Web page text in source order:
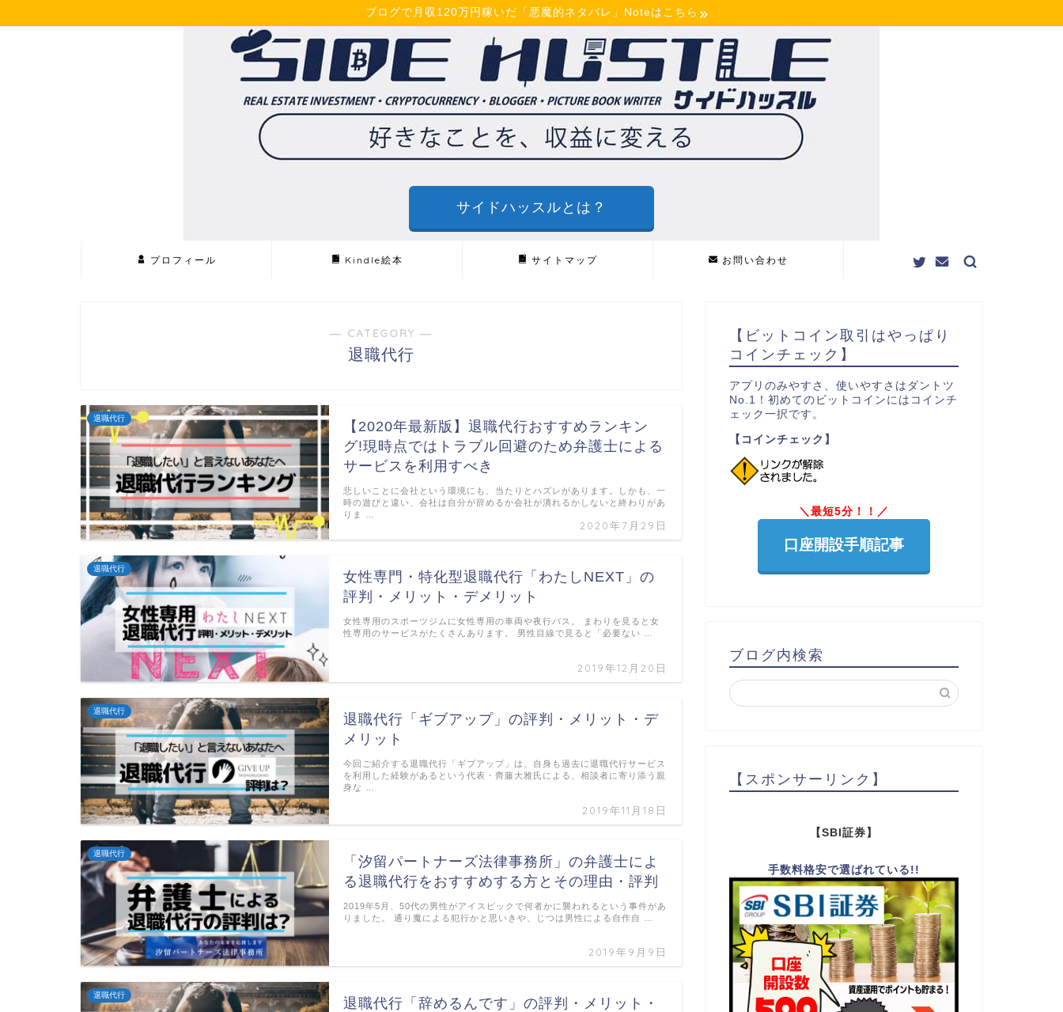
ブログで月収120万円稼いだ「悪魔的ネタバレ」Noteはこちら
サイドハッスルとは？
プロフィール Kindle絵本 サイトマップ お問い合わせ
― CATEGORY ―
退職代行
退職代行
【2020年最新版】退職代行おすすめランキン
グ!現時点ではトラブル回避のため弁護士による
サービスを利用すべき
2020年7月29日
悲しいことに会社という環境にも、当たりとハズレがあります。しかも、一
時の遊びと違い、会社は自分が辞めるか会社が潰れるかしないと終わりがあ
りま …
退職代行
女性専門・特化型退職代行「わたしNEXT」の
評判・メリット・デメリット
2019年12月20日
女性専用のスポーツジムに女性専用の車両や夜行バス。 まわりを見ると女
性専用のサービスがたくさんあります。 男性目線で見ると「必要ない …
退職代行
退職代行「ギブアップ」の評判・メリット・デ
メリット
2019年11月18日
今回ご紹介する退職代行「ギブアップ」は、自身も過去に退職代行サービス
を利用した経験があるという代表・齊藤大雅氏による、相談者に寄り添う親
身な …
退職代行
「汐留パートナーズ法律事務所」の弁護士によ
る退職代行をおすすめする方とその理由・評判
2019年9月9日
2019年5月、50代の男性がアイスピックで何者かに襲われるという事件があ
りました。 通り魔による犯行かと思いきや、じつは男性による自作自 …
退職代行
退職代行「辞めるんです」の評判・メリット・
【ビットコイン取引はやっぱり
コインチェック】
アプリのみやすさ、使いやすさはダントツ
No.1！初めてのビットコインにはコインチ
ェック一択です。
【コインチェック】
＼最短5分！！／
口座開設手順記事
ブログ内検索
【スポンサーリンク】
【SBI証券】
手数料格安で選ばれている!!